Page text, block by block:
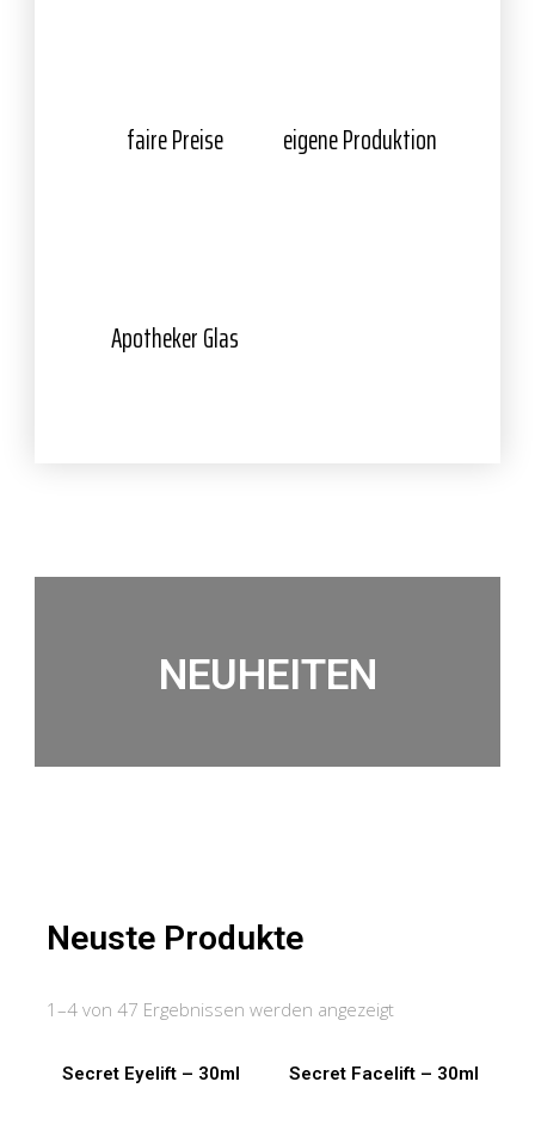
faire Preise eigene Produktion
Apotheker Glas
NEUHEITEN
Neuste Produkte
1–4 von 47 Ergebnissen werden angezeigt
Secret Eyelift – 30ml Secret Facelift – 30ml